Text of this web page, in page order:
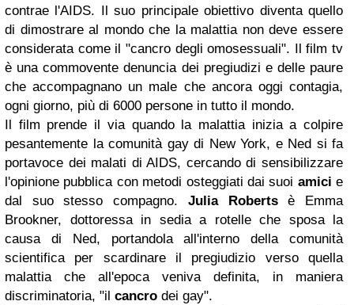
contrae l'AIDS. Il suo principale obiettivo diventa quello
di dimostrare al mondo che la malattia non deve essere
considerata come il "cancro degli omosessuali". Il film tv
è una commovente denuncia dei pregiudizi e delle paure
che accompagnano un male che ancora oggi contagia,
ogni giorno, più di 6000 persone in tutto il mondo.
Il film prende il via quando la malattia inizia a colpire
pesantemente la comunità gay di New York, e Ned si fa
portavoce dei malati di AIDS, cercando di sensibilizzare
l'opinione pubblica con metodi osteggiati dai suoi amici e
dal suo stesso compagno. Julia Robertsè Emma
Brookner, dottoressa in sedia a rotelle che sposa la
causa di Ned, portandola all'interno della comunità
scientifica per scardinare il pregiudizio verso quella
malattia che all'epoca veniva definita, in maniera
discriminatoria, "il cancro dei gay".